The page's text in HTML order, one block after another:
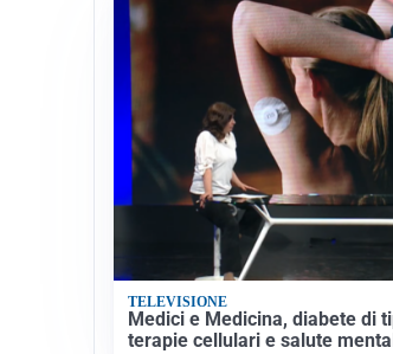
TELEVISIONE
Medici e Medicina, diabete di
terapie cellulari e salute